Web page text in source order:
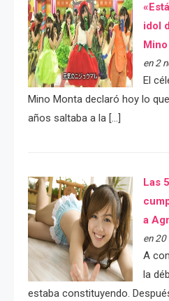
idol
en 2
El
Mino Monta declaró hoy lo
años saltaba a la […]
Las
a
en
A
la
estaba constituyendo.